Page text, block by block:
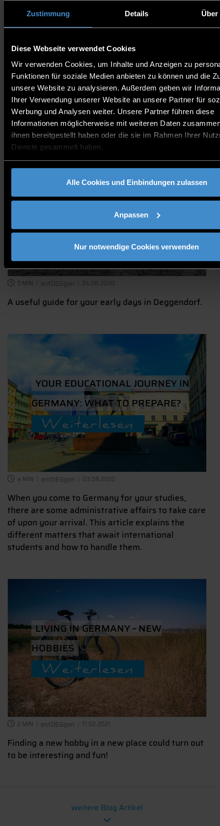
Zustimmung Details Über
Diese Webseite verwendet Cookies
Wir verwenden Cookies, um Inhalte und Anzeigen zu
Funktionen für soziale Medien anbieten zu können und die
unsere Website zu analysieren. Außerdem geben wir
Ihrer Verwendung unserer Website an unsere Partner für
Werbung und Analysen weiter. Unsere Partner führen diese
Informationen möglicherweise mit weiteren Daten
ihnen bereitgestellt haben oder die sie im Rahmen Ihrer
Dienste gesammelt haben.
Alle Cookies und Einbindungen zulassen
Anpassen
Nur notwendige Cookies verwenden
drucken
BEITRAG TEILEN
AKTUELLE
BLOGS VON
ENTDEGGEN
Weiterlesen
5 MIN entDEGgen 24.06.2020
A useful guide for your early days in Deggendorf.
YOUR EDUCATIONAL JOURNEY IN
GERMANY: WHAT TO PREPARE?
Weiterlesen
4 MIN entDEGgen 03.08.2020
When you come to Germany for your studies,
there are some administrative affairs to take care
of upon your arrival. This article explains the
different matters that await international
students and how to handle them.
LIVING IN GERMANY - NEW
HOBBIES
Weiterlesen
2 MIN entDEGgen 11.02.2021
Finding a new hobby in a new place could turn out
to be interesting and fun!
weitere Blog Artikel